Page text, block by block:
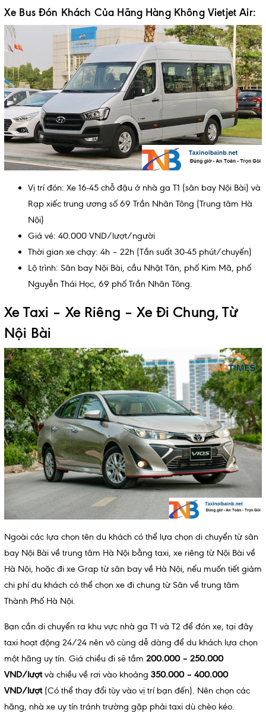
Xe Bus Đón Khách Của Hãng Hàng Không Vietjet Air:
Vị trí đón: Xe 16-45 chỗ đậu ở nhà ga T1 (sân bay Nội Bài) và
Rạp xiếc trung ương số 69 Trần Nhân Tông (Trung tâm Hà
Nội)
Giá vé: 40.000 VND/lượt/người
Thời gian xe chạy: 4h – 22h (Tần suất 30-45 phút/chuyến)
Lộ trình: Sân bay Nội Bài, cầu Nhật Tân, phố Kim Mã, phố
Nguyễn Thái Học, 69 phố Trần Nhân Tông.
Xe Taxi – Xe Riêng – Xe Đi Chung, Từ
Nội Bài
Ngoài các lựa chọn tên du khách có thể lựa chọn di chuyển từ sân
bay Nội Bài về trung tâm Hà Nội bằng taxi, xe riêng từ Nội Bài về
Hà Nội, hoặc đi xe Grap từ sân bay về Hà Nội, nếu muốn tiết giảm
chi phí du khách có thể chọn xe đi chung từ Sân về trung tâm
Thành Phố Hà Nội.
Bạn cần di chuyển ra khu vực nhà ga T1 và T2 để đón xe, tại đây
taxi hoạt động 24/24 nên vô cùng dễ dàng để du khách lựa chọn
một hãng uy tín. Giá chiều đi sẽ tầm 200.000 – 250.000
VND/lượtvà chiều về rơi vào khoảng 350.000 – 400.000
VND/lượt(Có thể thay đổi tùy vào vị trí bạn đến). Nên chọn các
hãng, nhà xe uy tín tránh trường gặp phải taxi dù chèo kéo.